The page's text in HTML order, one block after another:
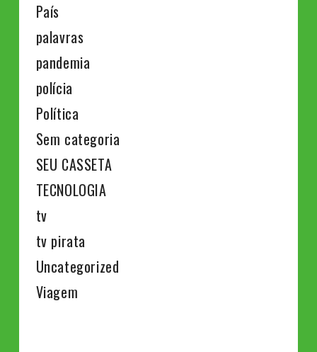
País
palavras
pandemia
polícia
Política
Sem categoria
SEU CASSETA
TECNOLOGIA
tv
tv pirata
Uncategorized
Viagem